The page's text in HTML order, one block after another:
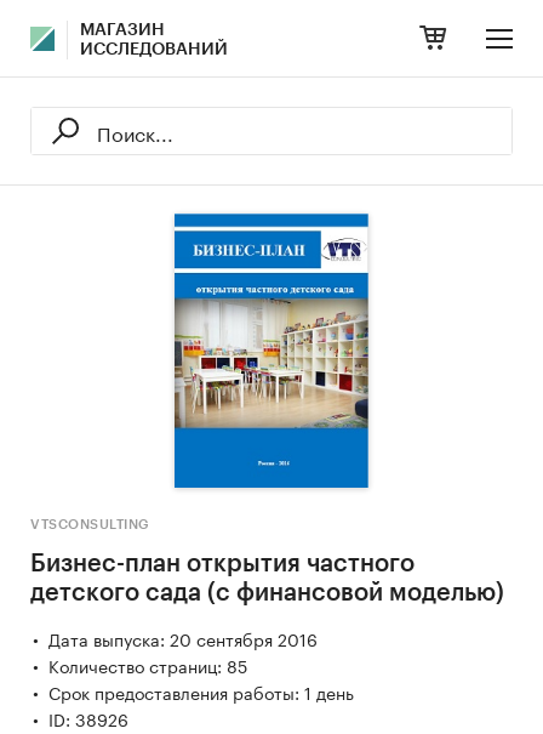
МАГАЗИН
ИССЛЕДОВАНИЙ
VTSCONSULTING
Бизнес-план открытия частного
детского сада (с финансовой моделью)
Дата выпуска: 20 сентября 2016
Количество страниц: 85
Срок предоставления работы: 1 день
ID: 38926